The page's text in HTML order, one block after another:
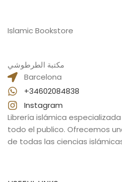
Islamic Bookstore
مكتبة الطرطوشي
Barcelona
+34602084838
Instagram
Librería islámica
todo el publico. Ofrecemos
de todas las ciencias